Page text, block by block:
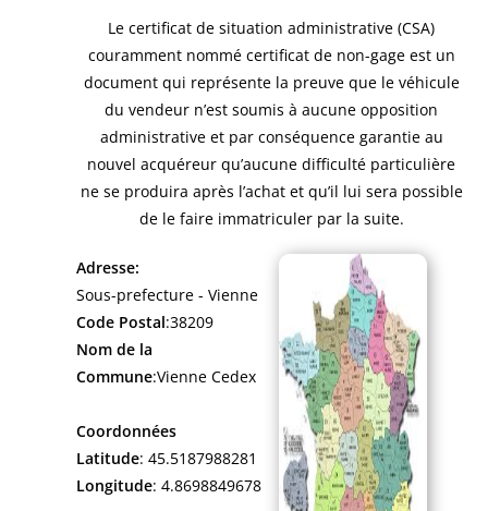
Le certificat de situation administrative (CSA)
couramment nommé certificat de non-gage est un
document qui représente la preuve que le véhicule
du vendeur n’est soumis à aucune opposition
administrative et par conséquence garantie au
nouvel acquéreur qu’aucune difficulté particulière
ne se produira après l’achat et qu’il lui sera possible
de le faire immatriculer par la suite.
Adresse:
Sous-prefecture - Vienne
Code Postal:38209
Nom de la
Commune:Vienne Cedex
Coordonnées
Latitude: 45.5187988281
Longitude: 4.8698849678